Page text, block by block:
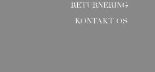
RETURNERING
KONTAKT OS